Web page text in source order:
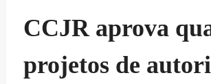
CCJR aprova
projetos de